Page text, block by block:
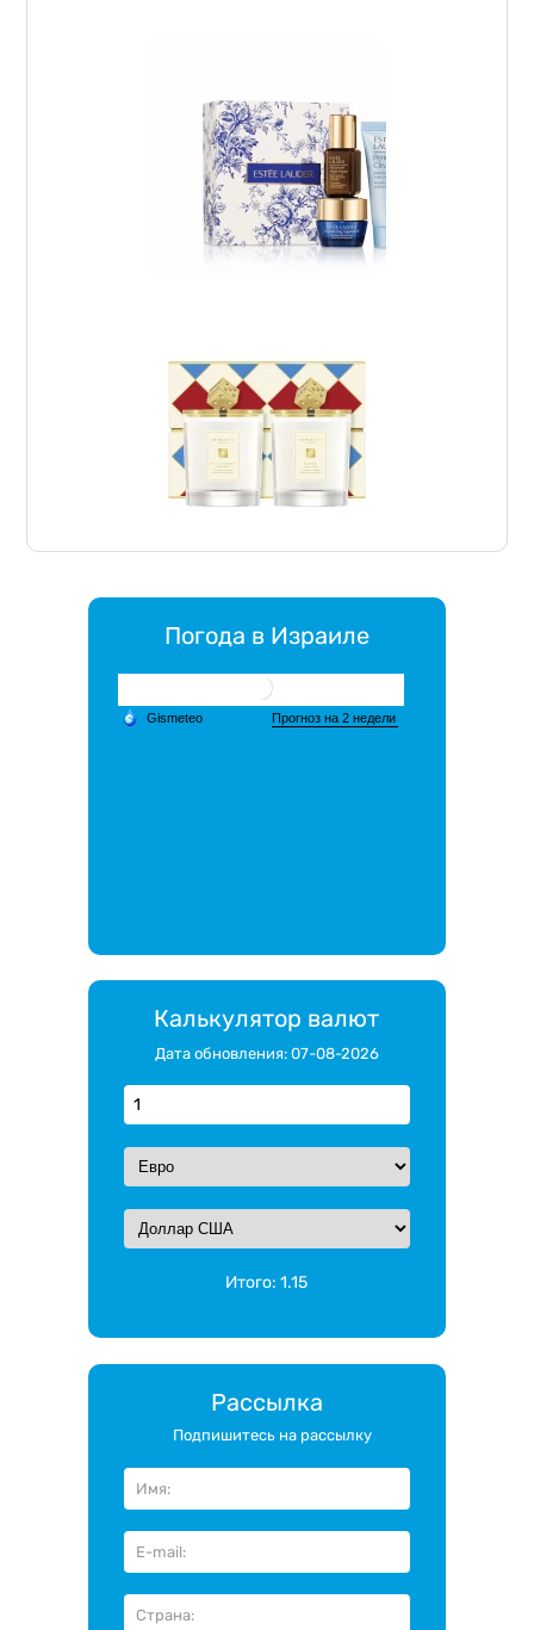
Погода в Израиле
Калькулятор валют
Дата обновления: 07-08-2026
Итого:1.15
Рассылка
Подпишитесь на рассылку